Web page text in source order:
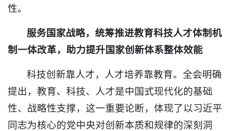
性。
服务国家战略，统筹推进教育科技人才体制机
制一体改革，助力提升国家创新体系整体效能
科技创新靠人才，人才培养靠教育。全会明确
提出，教育、科技、人才是中国式现代化的基础
性、战略性支撑，这一重要论断，体现了以习近平
同志为核心的党中央对创新本质和规律的深刻洞